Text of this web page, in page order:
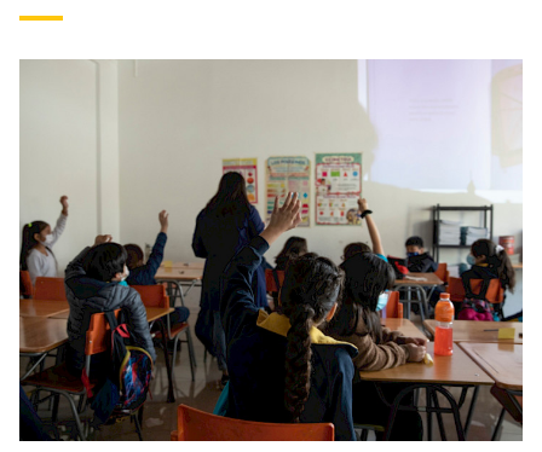
Vecinos launch
Medios launch
Donaciones launch